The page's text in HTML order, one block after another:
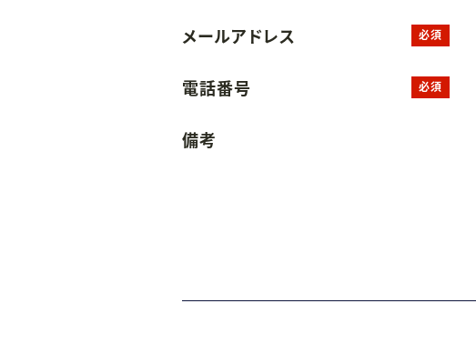
メールアドレス 必須
電話番号 必須
備考